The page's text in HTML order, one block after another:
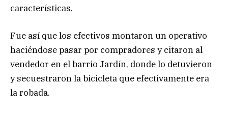
características.
Fue así que los efectivos montaron un operativo
haciéndose pasar por compradores y citaron al
vendedor en el barrio Jardín, donde lo detuvieron
y secuestraron la bicicleta que efectivamente era
la robada.